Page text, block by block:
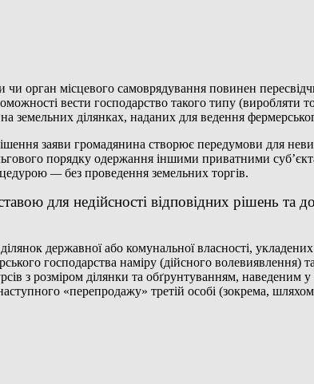
чи орган місцевого самоврядування повинен
вести господарство такого типу (виробляти
земельних ділянках, наданих для ведення
заяви громадянина створює передумови для
порядку одержання іншими приватними
—без проведення земельних торгів.
для недійсності відповідних рішень та
державної або комунальної власності,
господарства наміру (дійсного волевиявлення)
з розміром ділянки та обґрунтуванням, наведеним у
«перепродажу» третій особі (зокрема,